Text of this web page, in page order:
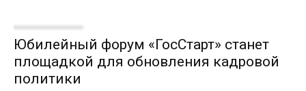
Юбилейный форум «ГосСтарт» станет
площадкой для обновления кадровой
политики